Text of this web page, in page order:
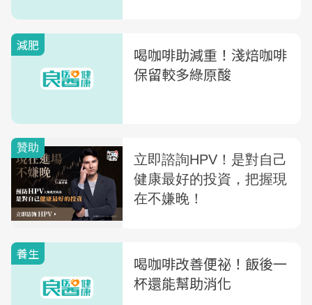
減肥
喝咖啡助減重！淺焙咖啡
保留較多綠原酸
養生
喝咖啡改善便祕！飯後一
杯還能幫助消化